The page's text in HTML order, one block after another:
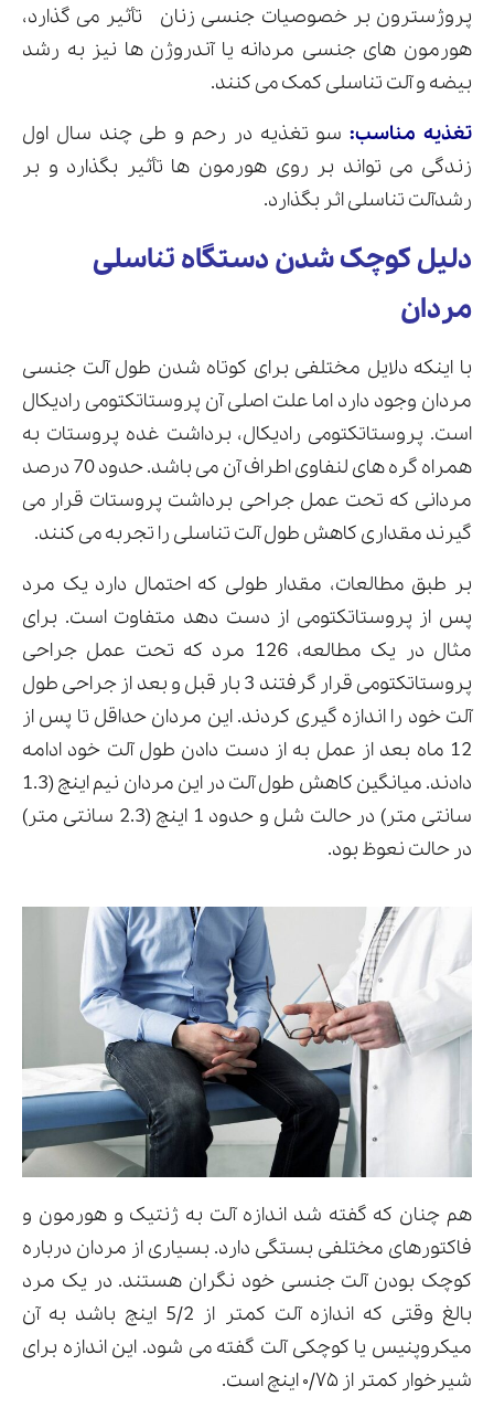
پروژسترون بر خصوصیات جنسی زنان تأثیر می گذارد،
هورمون های جنسی مردانه یا آندروژن ها نیز به رشد
بیضه و آلت تناسلی کمک می کنند.
تغذیه مناسب:سو تغذیه در رحم و طی چند سال اول
زندگی می تواند بر روی هورمون ها تأثیر بگذارد و بر
رشدآلت تناسلی اثر بگذارد.
دلیل کوچک شدن دستگاه تناسلی
مردان
با اینکه دلایل مختلفی برای کوتاه شدن طول آلت جنسی
مردان وجود دارد اما علت اصلی آن پروستاتکتومی رادیکال
است. پروستاتکتومی رادیکال، برداشت غده پروستات به
همراه گره های لنفاوی اطراف آن می باشد. حدود 70 درصد
مردانی که تحت عمل جراحی برداشت پروستات قرار می
گیرند مقداری کاهش طول آلت تناسلی را تجربه می کنند.
بر طبق مطالعات، مقدار طولی که احتمال دارد یک مرد
پس از پروستاتکتومی از دست دهد متفاوت است. برای
مثال در یک مطالعه، 126 مرد که تحت عمل جراحی
پروستاتکتومی قرار گرفتند 3 بار قبل و بعد از جراحی طول
آلت خود را اندازه گیری کردند. این مردان حداقل تا پس از
12 ماه بعد از عمل به از دست دادن طول آلت خود ادامه
دادند. میانگین کاهش طول آلت در این مردان نیم اینچ (1.3
سانتی متر) در حالت شل و حدود 1 اینچ (2.3 سانتی متر)
در حالت نعوظ بود.
هم چنان که گفته شد اندازه آلت به ژنتیک و هورمون و
فاکتورهای مختلفی بستگی دارد. بسیاری از مردان درباره
کوچک بودن آلت جنسی خود نگران هستند. در یک مرد
بالغ وقتی که اندازه آلت کمتر از 5/2 اینچ باشد به آن
میکروپنیس یا کوچکی آلت گفته می شود. این اندازه برای
شیرخوار کمتر از ۰/۷۵ اینچ است.